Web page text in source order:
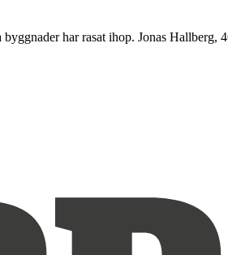
har rasat ihop. Jonas Hallberg,